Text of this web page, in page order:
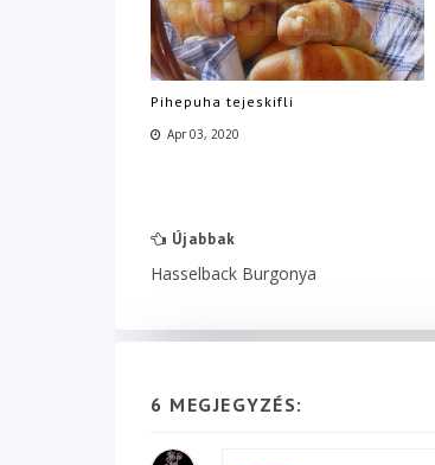
Pihepuha tejeskifli
Apr 03, 2020
Újabbak
Hasselback Burgonya
6 MEGJEGYZÉS: